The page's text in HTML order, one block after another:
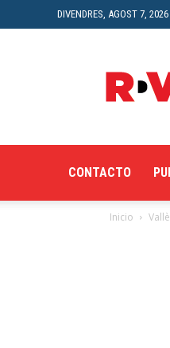
DIVENDRES, AGOST 7, 2026
CONTACTO
Inicio